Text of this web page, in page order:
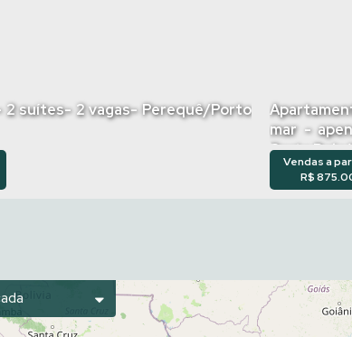
2 suítes- 2 vagas- Perequê/Porto
mar -
Porto
R$
Vendas a